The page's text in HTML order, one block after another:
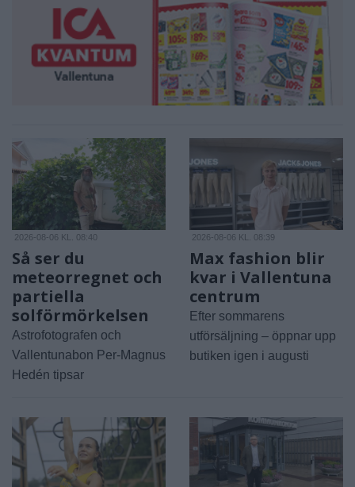
2026-08-06 KL. 08:40
Så ser du
meteorregnet och
partiella
solförmörkelsen
Astrofotografen och
Vallentunabon Per-Magnus
Hedén tipsar
2026-08-06 KL. 08:39
Max fashion blir
kvar i Vallentuna
centrum
Efter sommarens
utförsäljning – öppnar upp
butiken igen i augusti